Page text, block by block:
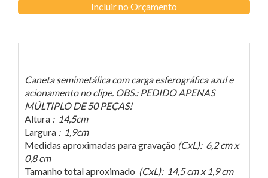
Incluir no Orçamento
Caneta semimetálica com carga esferográfica azul e
acionamento no clipe. OBS.: PEDIDO APENAS
MÚLTIPLO DE 50 PEÇAS!
Altura : 14,5cm
Largura : 1,9cm
Medidas aproximadas para gravação (CxL): 6,2 cm x
0,8 cm
Tamanho total aproximado (CxL): 14,5 cm x 1,9 cm